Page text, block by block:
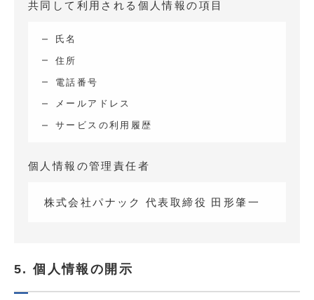
共同して利用される個人情報の項目
氏名
住所
電話番号
メールアドレス
サービスの利用履歴
個人情報の管理責任者
株式会社パナック 代表取締役 田形肇一
5. 個人情報の開示